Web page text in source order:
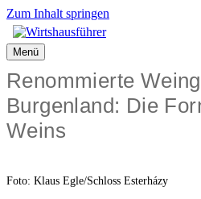
Zum Inhalt springen
Menü
Renommierte
Burgenland: Die
Weins
Foto: Klaus Egle/Schloss Esterházy